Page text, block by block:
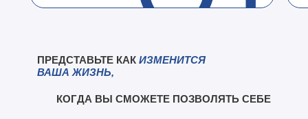
ПРЕДСТАВЬТЕ КАК ИЗМЕНИТСЯ
ВАША ЖИЗНЬ,
КОГДА ВЫ СМОЖЕТЕ ПОЗВОЛЯТЬ СЕБЕ